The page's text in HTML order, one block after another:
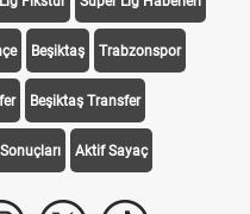
Fikstür Süper Lig Haberleri
Beşiktaş Trabzonspor
Beşiktaş Transfer
Aktif Sayaç